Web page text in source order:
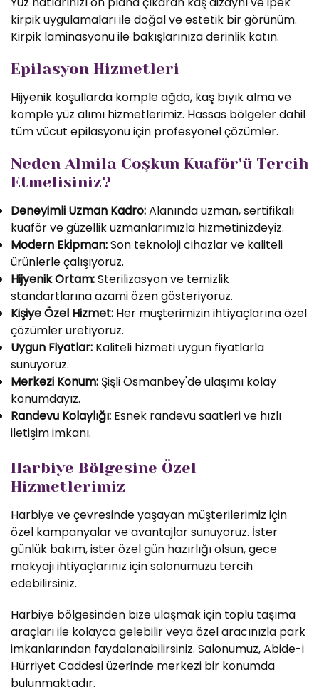
kirpik uygulamaları ile doğal ve estetik bir görünüm.
Kirpik laminasyonu ile bakışlarınıza derinlik katın.
Epilasyon Hizmetleri
Hijyenik koşullarda komple ağda, kaş bıyık alma ve
komple yüz alımı hizmetlerimiz. Hassas bölgeler dahil
tüm vücut epilasyonu için profesyonel çözümler.
Neden Almila Coşkun Kuaför'ü Tercih
Etmelisiniz?
Deneyimli Uzman Kadro:Alanında uzman, sertifikalı
kuaför ve güzellik uzmanlarımızla hizmetinizdeyiz.
Modern Ekipman:Son teknoloji cihazlar ve kaliteli
ürünlerle çalışıyoruz.
Hijyenik Ortam:Sterilizasyon ve temizlik
standartlarına azami özen gösteriyoruz.
Kişiye Özel Hizmet: Her müşterimizin ihtiyaçlarına özel
çözümler üretiyoruz.
Uygun Fiyatlar: Kaliteli hizmeti uygun fiyatlarla
sunuyoruz.
Merkezi Konum: Şişli Osmanbey'de ulaşımı kolay
konumdayız.
Randevu Kolaylığı: Esnek randevu saatleri ve hızlı
iletişim imkanı.
Harbiye Bölgesine Özel
Hizmetlerimiz
Harbiye ve çevresinde yaşayan müşterilerimiz için
özel kampanyalar ve avantajlar sunuyoruz. İster
günlük bakım, ister özel gün hazırlığı olsun, gece
makyajı ihtiyaçlarınız için salonumuzu tercih
edebilirsiniz.
Harbiye bölgesinden bize ulaşmak için toplu taşıma
araçları ile kolayca gelebilir veya özel aracınızla park
imkanlarından faydalanabilirsiniz. Salonumuz, Abide-i
Hürriyet Caddesi üzerinde merkezi bir konumda
bulunmaktadır.